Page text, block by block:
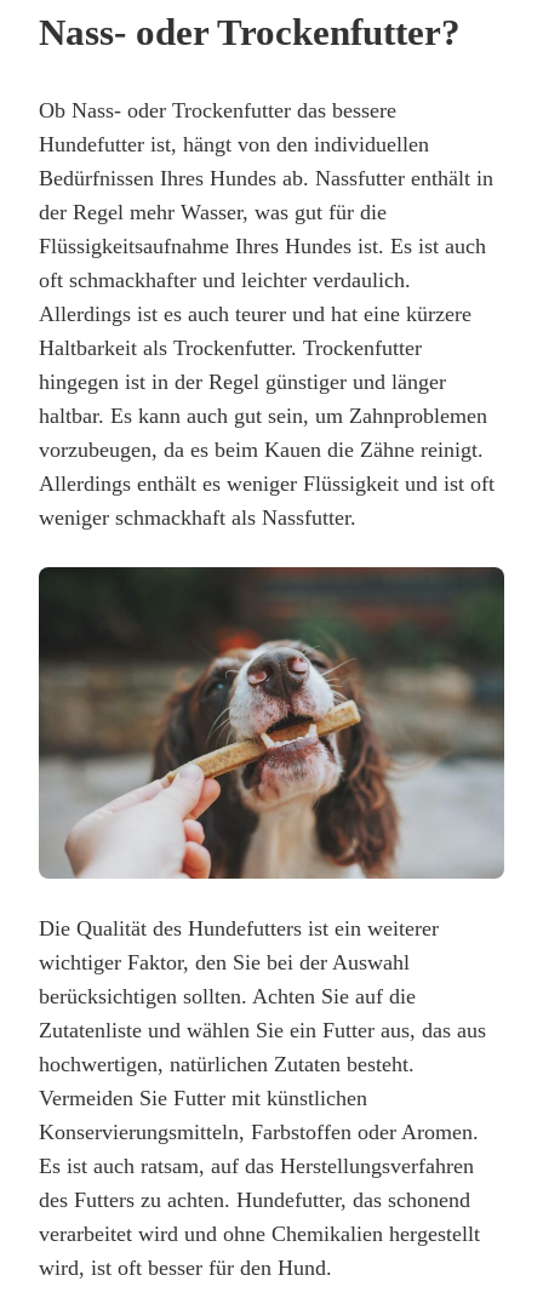
Nass- oder Trockenfutter?
Ob Nass- oder Trockenfutter das bessere
Hundefutter ist, hängt von den individuellen
Bedürfnissen Ihres Hundes ab. Nassfutter enthält in
der Regel mehr Wasser, was gut für die
Flüssigkeitsaufnahme Ihres Hundes ist. Es ist auch
oft schmackhafter und leichter verdaulich.
Allerdings ist es auch teurer und hat eine kürzere
Haltbarkeit als Trockenfutter. Trockenfutter
hingegen ist in der Regel günstiger und länger
haltbar. Es kann auch gut sein, um Zahnproblemen
vorzubeugen, da es beim Kauen die Zähne reinigt.
Allerdings enthält es weniger Flüssigkeit und ist oft
weniger schmackhaft als Nassfutter.
Die Qualität des Hundefutters ist ein weiterer
wichtiger Faktor, den Sie bei der Auswahl
berücksichtigen sollten. Achten Sie auf die
Zutatenliste und wählen Sie ein Futter aus, das aus
hochwertigen, natürlichen Zutaten besteht.
Vermeiden Sie Futter mit künstlichen
Konservierungsmitteln, Farbstoffen oder Aromen.
Es ist auch ratsam, auf das Herstellungsverfahren
des Futters zu achten. Hundefutter, das schonend
verarbeitet wird und ohne Chemikalien hergestellt
wird, ist oft besser für den Hund.